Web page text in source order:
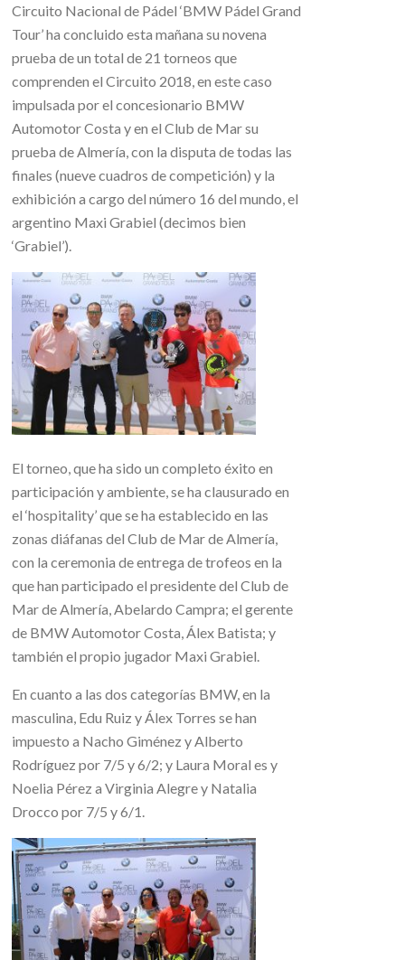
Circuito Nacional de Pádel ‘BMW Pádel Grand
Tour’ ha concluido esta mañana su novena
prueba de un total de 21 torneos que
comprenden el Circuito 2018, en este caso
impulsada por el concesionario BMW
Automotor Costa y en el Club de Mar su
prueba de Almería, con la disputa de todas las
finales (nueve cuadros de competición) y la
exhibición a cargo del número 16 del mundo, el
argentino Maxi Grabiel (decimos bien
‘Grabiel’).
El torneo, que ha sido un completo éxito en
participación y ambiente, se ha clausurado en
el ‘hospitality’ que se ha establecido en las
zonas diáfanas del Club de Mar de Almería,
con la ceremonia de entrega de trofeos en la
que han participado el presidente del Club de
Mar de Almería, Abelardo Campra; el gerente
de BMW Automotor Costa, Álex Batista; y
también el propio jugador Maxi Grabiel.
En cuanto a las dos categorías BMW, en la
masculina, Edu Ruiz y Álex Torres se han
impuesto a Nacho Giménez y Alberto
Rodríguez por 7/5 y 6/2; y Laura Moral es y
Noelia Pérez a Virginia Alegre y Natalia
Drocco por 7/5 y 6/1.